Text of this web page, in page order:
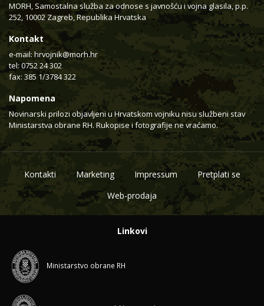
MORH, Samostalna služba za odnose s javnošću i vojna glasila, p.p.
252, 10002 Zagreb, Republika Hrvatska
Kontakt
e-mail: hrvojnik@morh.hr
tel: 0752 24 302
fax: 385 1/3784 322
Napomena
Novinarski prilozi objavljeni u Hrvatskom vojniku nisu službeni stav
Ministarstva obrane RH. Rukopise i fotografije ne vraćamo.
Kontakti Marketing Impressum
Pretplati se
Web-prodaja
Linkovi
Ministarstvo obrane RH